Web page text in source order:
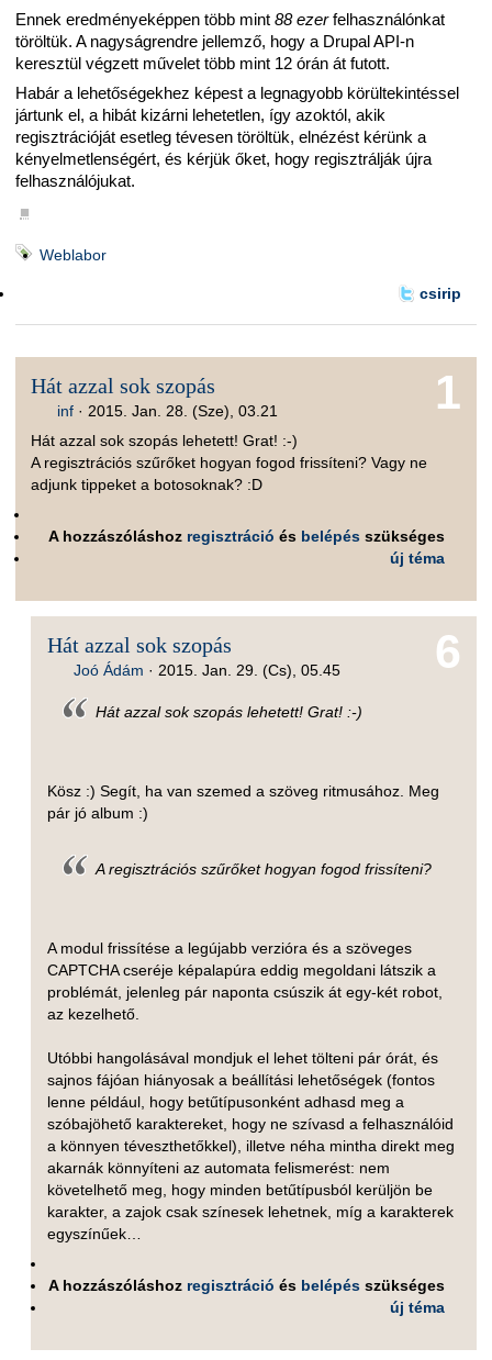
Ennek eredményeképpen több mint 88 ezerfelhasználónkat
töröltük. A nagyságrendre jellemző, hogy a Drupal API-n
keresztül végzett művelet több mint 12 órán át futott.
Habár a lehetőségekhez képest a legnagyobb körültekintéssel
jártunk el, a hibát kizárni lehetetlen, így azoktól, akik
regisztrációját esetleg tévesen töröltük, elnézést kérünk a
kényelmetlenségért, és kérjük őket, hogy regisztrálják újra
felhasználójukat.
■
Weblabor
csirip
1
Hát azzal sok szopás
inf · 2015. Jan. 28. (Sze), 03.21
Hát azzal sok szopás lehetett! Grat! :-)
A regisztrációs szűrőket hogyan fogod frissíteni? Vagy ne
adjunk tippeket a botosoknak? :D
A hozzászóláshoz regisztráció és belépés szükséges
új téma
6
Hát azzal sok szopás
Joó Ádám · 2015. Jan. 29. (Cs), 05.45
Hát azzal sok szopás lehetett! Grat! :-)
Kösz :) Segít, ha van szemed a szöveg ritmusához. Meg
pár jó album :)
A regisztrációs szűrőket hogyan fogod frissíteni?
A modul frissítése a legújabb verzióra és a szöveges
CAPTCHA cseréje képalapúra eddig megoldani látszik a
problémát, jelenleg pár naponta csúszik át egy-két robot,
az kezelhető.
Utóbbi hangolásával mondjuk el lehet tölteni pár órát, és
sajnos fájóan hiányosak a beállítási lehetőségek (fontos
lenne például, hogy betűtípusonként adhasd meg a
szóbajöhető karaktereket, hogy ne szívasd a felhasználóid
a könnyen téveszthetőkkel), illetve néha mintha direkt meg
akarnák könnyíteni az automata felismerést: nem
követelhető meg, hogy minden betűtípusból kerüljön be
karakter, a zajok csak színesek lehetnek, míg a karakterek
egyszínűek…
A hozzászóláshoz regisztráció és belépés szükséges
új téma